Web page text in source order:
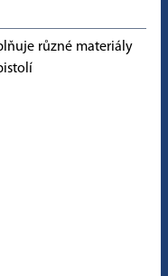
různé materiály